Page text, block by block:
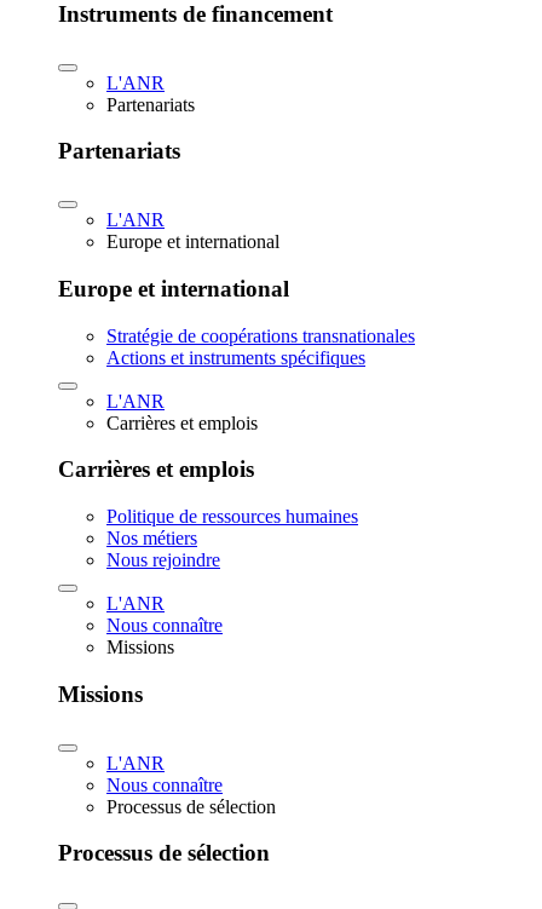
Instruments de financement
L'ANR
Partenariats
Partenariats
L'ANR
Europe et international
Europe et international
Stratégie de coopérations transnationales
Actions et instruments spécifiques
L'ANR
Carrières et emplois
Carrières et emplois
Politique de ressources humaines
Nos métiers
Nous rejoindre
L'ANR
Nous connaître
Missions
Missions
L'ANR
Nous connaître
Processus de sélection
Processus de sélection